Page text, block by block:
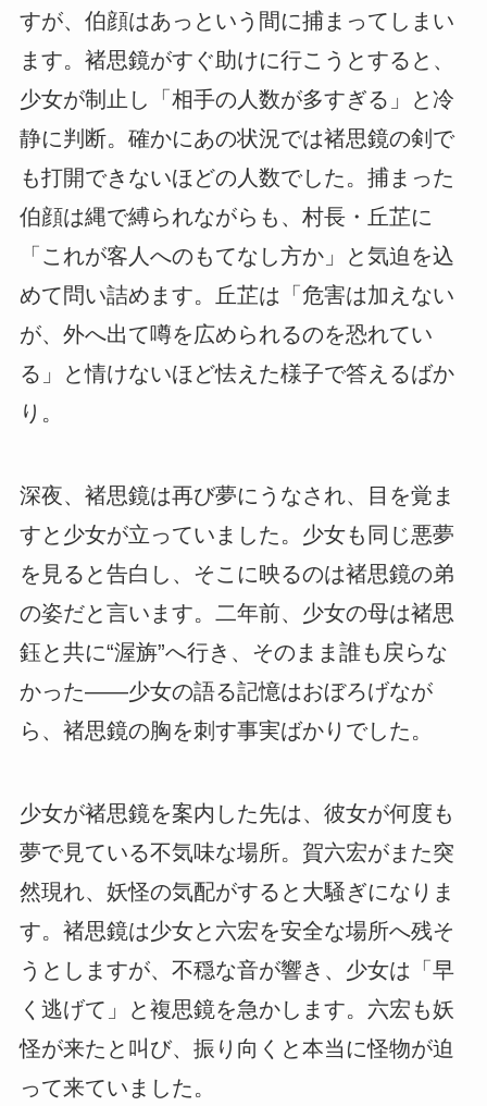
すが、伯顔はあっという間に捕まってしまい
ます。褚思鏡がすぐ助けに行こうとすると、
少女が制止し「相手の人数が多すぎる」と冷
静に判断。確かにあの状況では褚思鏡の剣で
も打開できないほどの人数でした。捕まった
伯顔は縄で縛られながらも、村長・丘芷に
「これが客人へのもてなし方か」と気迫を込
めて問い詰めます。丘芷は「危害は加えない
が、外へ出て噂を広められるのを恐れてい
る」と情けないほど怯えた様子で答えるばか
り。
深夜、褚思鏡は再び夢にうなされ、目を覚ま
すと少女が立っていました。少女も同じ悪夢
を見ると告白し、そこに映るのは褚思鏡の弟
の姿だと言います。二年前、少女の母は褚思
鈺と共に“渥旃”へ行き、そのまま誰も戻らな
かった――少女の語る記憶はおぼろげなが
ら、褚思鏡の胸を刺す事実ばかりでした。
少女が褚思鏡を案内した先は、彼女が何度も
夢で見ている不気味な場所。賀六宏がまた突
然現れ、妖怪の気配がすると大騒ぎになりま
す。褚思鏡は少女と六宏を安全な場所へ残そ
うとしますが、不穏な音が響き、少女は「早
く逃げて」と複思鏡を急かします。六宏も妖
怪が来たと叫び、振り向くと本当に怪物が迫
って来ていました。